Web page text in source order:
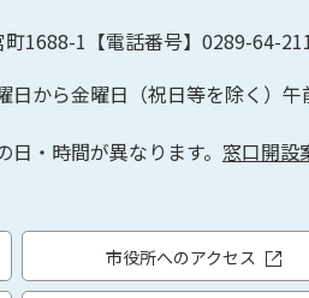
1688-1【電話番号】0289-64-
日から金曜日（祝日等を除く）午
・時間が異なります。 窓口開設
市役所へのアクセス